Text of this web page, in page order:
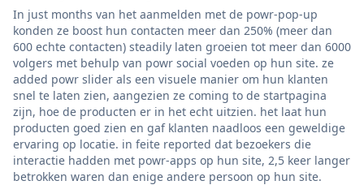
In just months van het aanmelden met de powr-pop-up
konden ze boost hun contacten meer dan 250% (meer dan
600 echte contacten) steadily laten groeien tot meer dan 6000
volgers met behulp van powr social voeden op hun site. ze
added powr slider als een visuele manier om hun klanten
snel te laten zien, aangezien ze coming to de startpagina
zijn, hoe de producten er in het echt uitzien. het laat hun
producten goed zien en gaf klanten naadloos een geweldige
ervaring op locatie. in feite reported dat bezoekers die
interactie hadden met powr-apps op hun site, 2,5 keer langer
betrokken waren dan enige andere persoon op hun site.